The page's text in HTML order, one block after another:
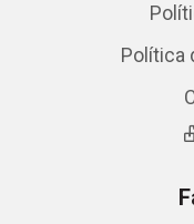
Política